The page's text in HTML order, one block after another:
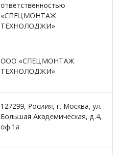
ответственностью
«СПЕЦМОНТАЖ
ТЕХНОЛОДЖИ»
ООО «СПЕЦМОНТАЖ
ТЕХНОЛОДЖИ»
127299, Росиия, г. Москва, ул.
Большая Академическая, д.4,
оф.1а